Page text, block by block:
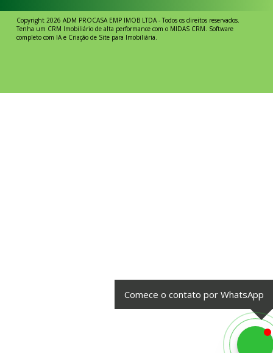
Comece o contato por WhatsApp
Copyright 2026 ADM PROCASA EMP IMOB LTDA- Todos os direitos reservados.
Tenha um CRM Imobiliário de alta performance com o MIDAS CRM. Software
completo com IAe Criação de Site para Imobiliária.